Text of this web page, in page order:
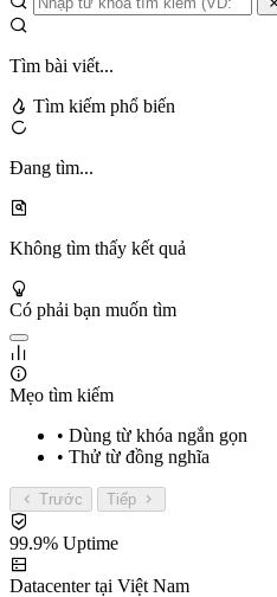
Tìm bài viết...
Tìm kiếm phổ biến
Đang tìm...
Không tìm thấy kết quả
Có phải bạn muốn tìm
Mẹo tìm kiếm
• Dùng từ khóa ngắn gọn
• Thử từ đồng nghĩa
Trước Tiếp
99.9% Uptime
Datacenter tại Việt Nam